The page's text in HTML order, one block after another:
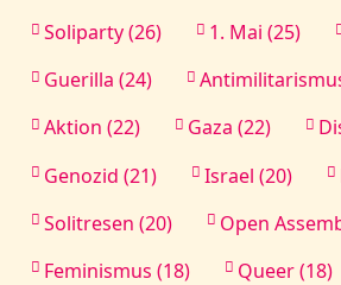
Soliparty (26)
1. Mai (25)
Guerilla (24)
Aktion (22)
Gaza (22)
Genozid (21)
Israel (20)
Solitresen (20)
Open
Feminismus (18)
Queer (18)